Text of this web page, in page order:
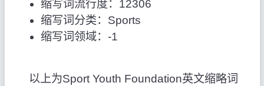
缩写词流行度：12306
缩写词分类：Sports
缩写词领域：-1
以上为Sport Youth Foundation英文缩略词